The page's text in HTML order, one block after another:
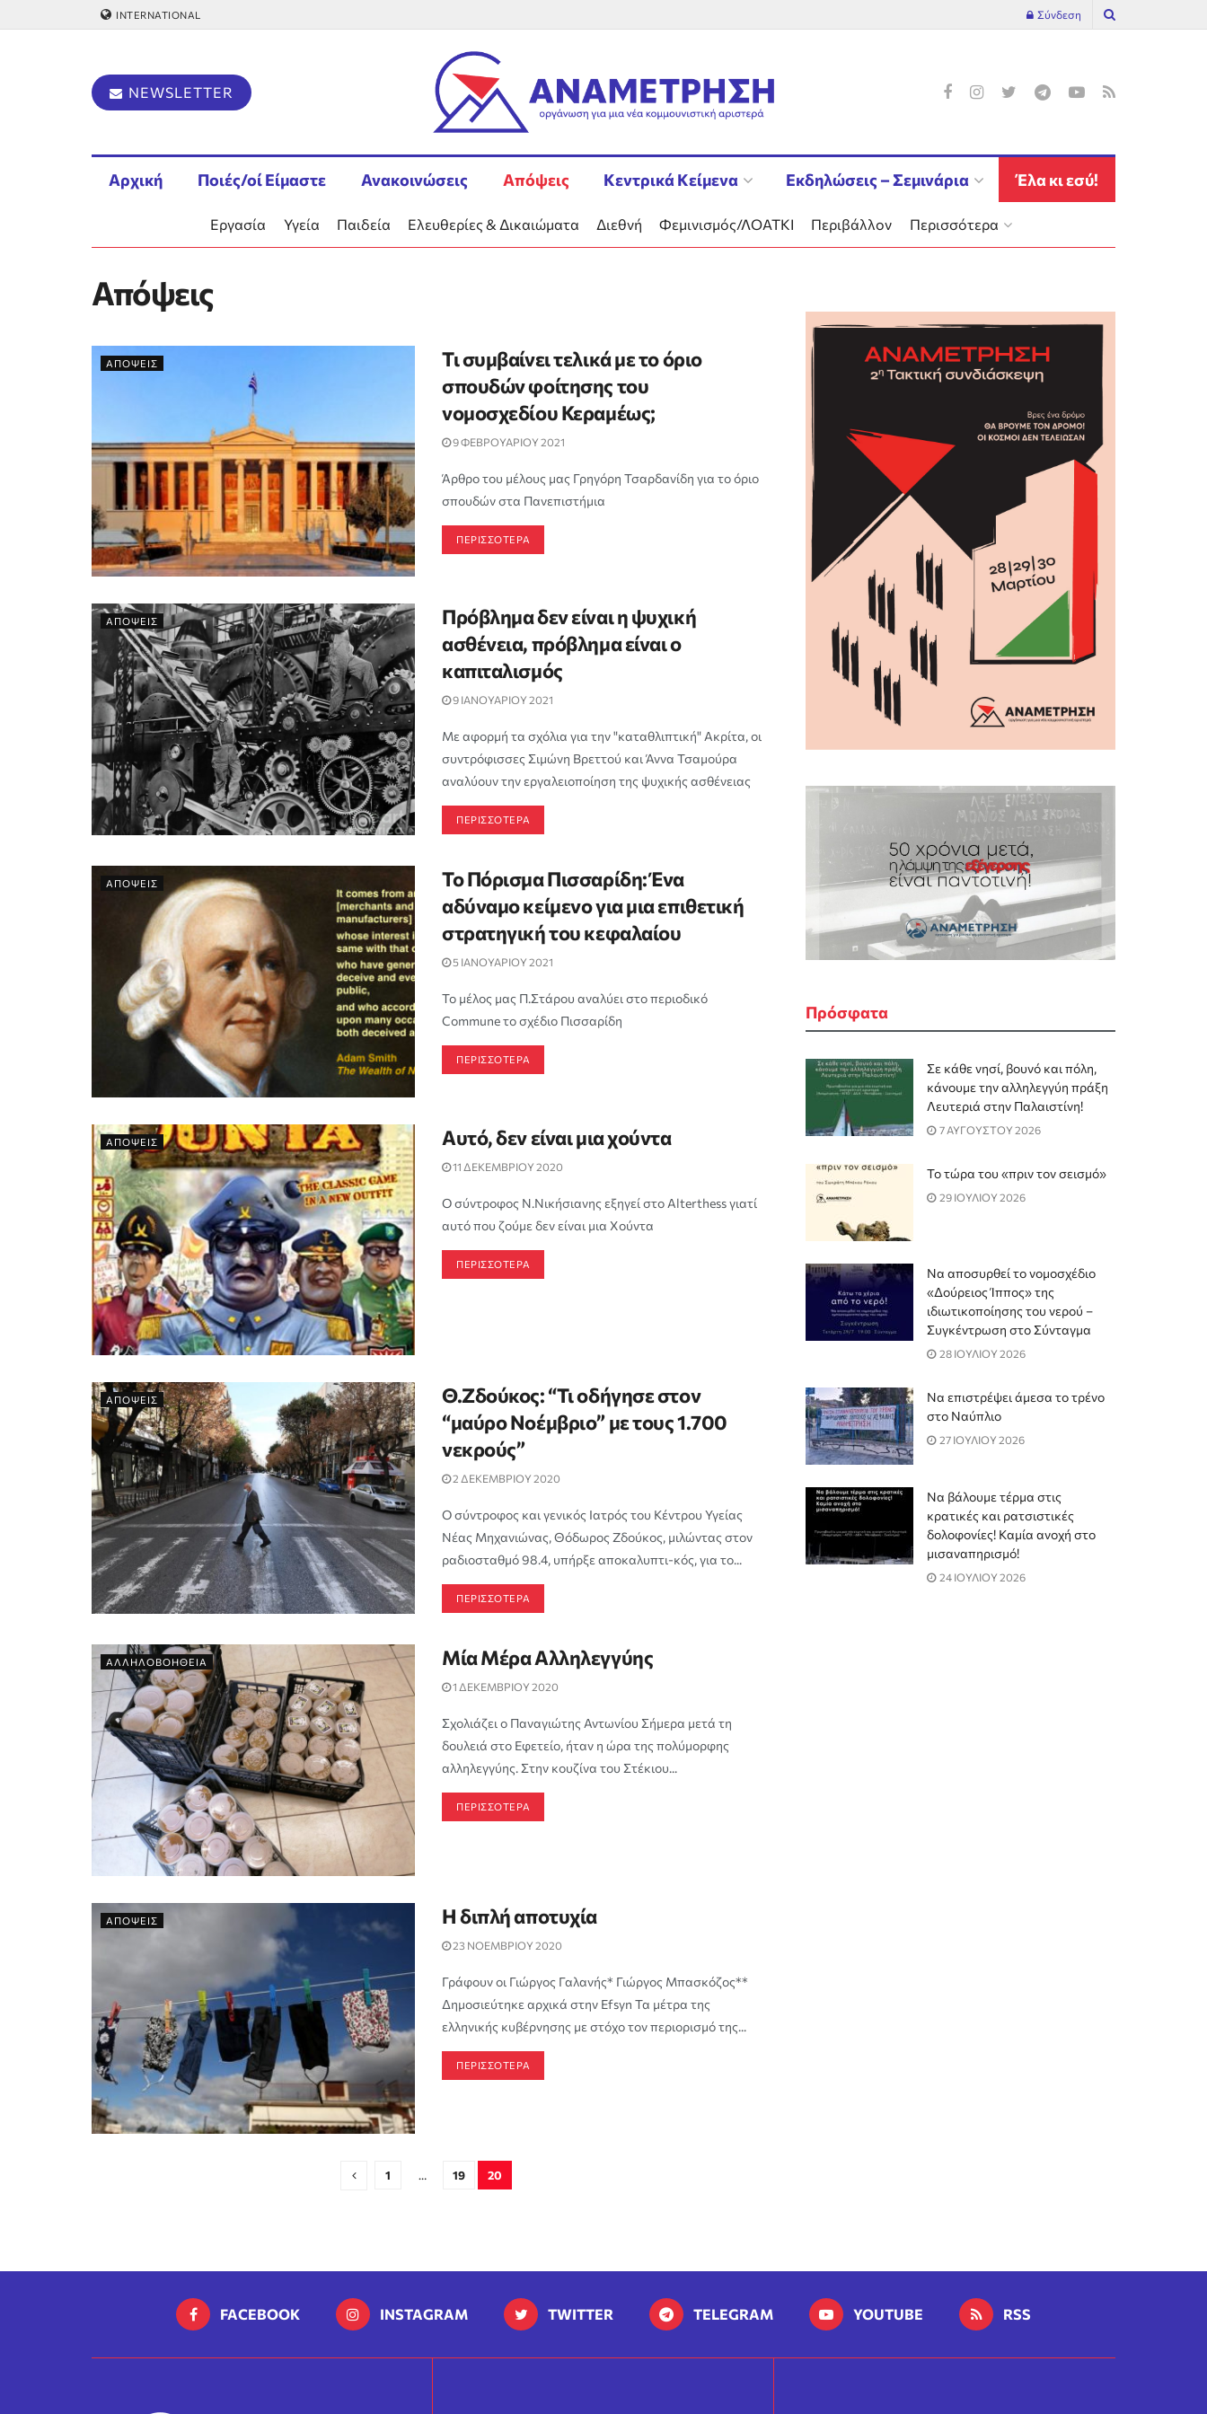
INTERNATIONAL Σύνδεση
NEWSLETTER
Αρχική Ποιές/οί Είμαστε Ανακοινώσεις Απόψεις Κεντρικά Κείμενα Εκδηλώσεις – Σεμινάρια Έλα κι εσύ!
Εργασία Υγεία Παιδεία Ελευθερίες & Δικαιώματα Διεθνή Φεμινισμός/ΛΟΑΤΚΙ Περιβάλλον Περισσότερα
Απόψεις
ΑΠΟΨΕΙΣ
Τι συμβαίνει τελικά με το όριο
σπουδών φοίτησης του
νομοσχεδίου Κεραμέως;
9 ΦΕΒΡΟΥΑΡΙΟΥ 2021
Άρθρο του μέλους μας Γρηγόρη Τσαρδανίδη για το όριο
σπουδών στα Πανεπιστήμια
ΠΕΡΙΣΣΟΤΕΡΑ
ΑΠΟΨΕΙΣ
Πρόβλημα δεν είναι η ψυχική
ασθένεια, πρόβλημα είναι ο
καπιταλισμός
9 ΙΑΝΟΥΑΡΙΟΥ 2021
Με αφορμή τα σχόλια για την "καταθλιπτική" Ακρίτα, οι
συντρόφισσες Σιμώνη Βρεττού και Άννα Τσαμούρα
αναλύουν την εργαλειοποίηση της ψυχικής ασθένειας
ΠΕΡΙΣΣΟΤΕΡΑ
ΑΠΟΨΕΙΣ
Το Πόρισμα Πισσαρίδη: Ένα
αδύναμο κείμενο για μια επιθετική
στρατηγική του κεφαλαίου
5 ΙΑΝΟΥΑΡΙΟΥ 2021
Το μέλος μας Π.Στάρου αναλύει στο περιοδικό
Commune το σχέδιο Πισσαρίδη
ΠΕΡΙΣΣΟΤΕΡΑ
ΑΠΟΨΕΙΣ Αυτό, δεν είναι μια χούντα
11 ΔΕΚΕΜΒΡΙΟΥ 2020
Ο σύντροφος Ν.Νικήσιανης εξηγεί στο Alterthess γιατί
αυτό που ζούμε δεν είναι μια Χούντα
ΠΕΡΙΣΣΟΤΕΡΑ
ΑΠΟΨΕΙΣ
Θ.Ζδούκος: “Τι οδήγησε στον
“μαύρο Νοέμβριο” με τους 1.700
νεκρούς”
2 ΔΕΚΕΜΒΡΙΟΥ 2020
O σύντροφος και γενικός Ιατρός του Κέντρου Υγείας
Νέας Μηχανιώνας, Θόδωρος Zδούκος, μιλώντας στον
ραδιοσταθμό 98.4, υπήρξε αποκαλυπτι-κός, για το...
ΠΕΡΙΣΣΟΤΕΡΑ
ΑΛΛΗΛΟΒΟΗΘΕΙΑ Μία Μέρα Αλληλεγγύης
1 ΔΕΚΕΜΒΡΙΟΥ 2020
Σχολιάζει ο Παναγιώτης Αντωνίου Σήμερα μετά τη
δουλειά στο Εφετείο, ήταν η ώρα της πολύμορφης
αλληλεγγύης. Στην κουζίνα του Στέκιου...
ΠΕΡΙΣΣΟΤΕΡΑ
ΑΠΟΨΕΙΣ Η διπλή αποτυχία
23 ΝΟΕΜΒΡΙΟΥ 2020
Γράφουν οι Γιώργος Γαλανής* Γιώργος Μπασκόζος**
Δημοσιεύτηκε αρχικά στην Efsyn Τα μέτρα της
ελληνικής κυβέρνησης με στόχο τον περιορισμό της...
ΠΕΡΙΣΣΟΤΕΡΑ
1 … 19 20
Πρόσφατα
Σε κάθε νησί, βουνό και πόλη,
κάνουμε την αλληλεγγύη πράξη
Λευτεριά στην Παλαιστίνη!
7 ΑΥΓΟΥΣΤΟΥ 2026
Το τώρα του «πριν τον σεισμό»
29 ΙΟΥΛΙΟΥ 2026
Να αποσυρθεί το νομοσχέδιο
«Δούρειος Ίππος» της
ιδιωτικοποίησης του νερού –
Συγκέντρωση στο Σύνταγμα
28 ΙΟΥΛΙΟΥ 2026
Να επιστρέψει άμεσα το τρένο
στο Ναύπλιο
27 ΙΟΥΛΙΟΥ 2026
Να βάλουμε τέρμα στις
κρατικές και ρατσιστικές
δολοφονίες! Καμία ανοχή στο
μισαναπηρισμό!
24 ΙΟΥΛΙΟΥ 2026
FACEBOOK INSTAGRAM TWITTER TELEGRAM YOUTUBE RSS